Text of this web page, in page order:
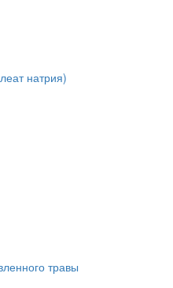
натрия)
травы